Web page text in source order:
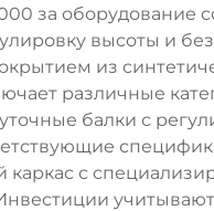
за оборудование
высоты и
из
различные
балки с
с